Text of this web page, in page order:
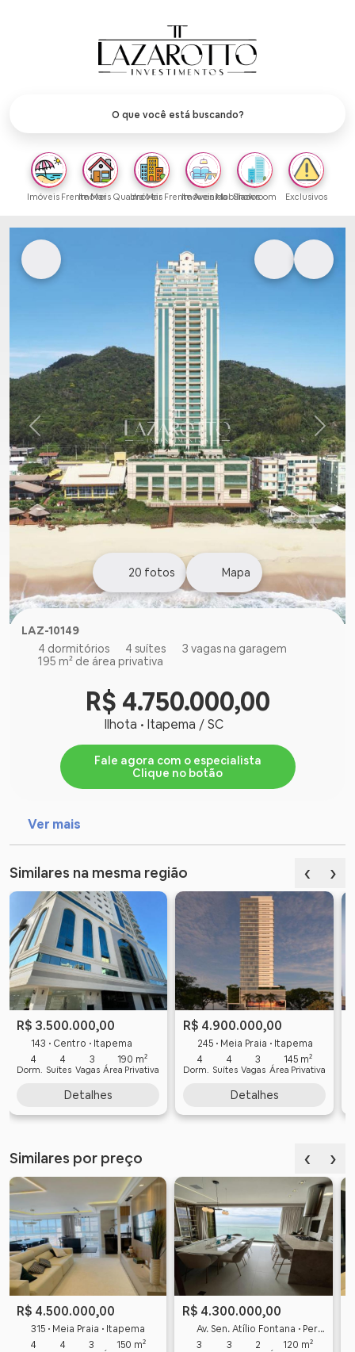
Imóveis Frente MarImóveis Quadra MarImóveis Frente Avenida
Imóveis Mobiliados
Showroom Exclusivos
20 fotos Mapa
LAZ-10149
4 dormitórios
4 suítes
3 vagas na garagem
195 m² de área privativa
R$ 4.750.000,00
Ilhota • Itapema / SC
Fale agora com o especialista
Clique no botão
Ver mais
Similares na mesma região ‹ ›
R$ 3.500.000,00
143 • Centro • Itapema
4
Dorm.
4
Suítes
3
Vagas
190 m²
Área Privativa
Detalhes
R$ 4.900.000,00
245 • Meia Praia • Itapema
4
Dorm.
4
Suítes
3
Vagas
145 m²
Área Privativa
Detalhes
Similares por preço ‹ ›
R$ 4.500.000,00
315 • Meia Praia • Itapema
4
4 3 150 m²
R$ 4.300.000,00
Av. Sen. Atílio Fontana • Perequê • Porto Belo
3
3 2 120 m²